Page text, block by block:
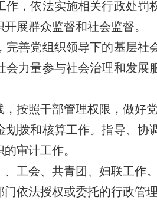
作，依法实施相关行政处
展群众监督和社会监督。
完善党组织领导下的基层
力量参与社会治理和发
，按照干部管理权限，做好
划拨和核算工作。指导、
审计工作。
工会、共青团、妇联工作。
依法授权或委托的行政管